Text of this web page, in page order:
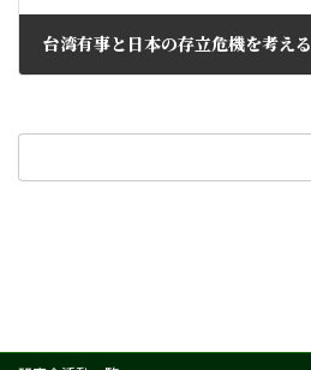
台湾有事と日本の存立危機を考える